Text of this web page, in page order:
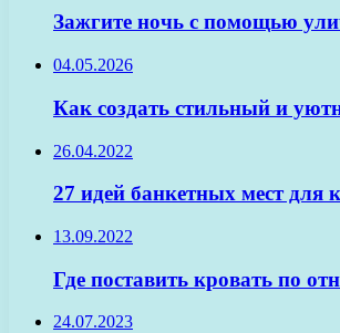
Зажгите ночь с помощью
04.05.2026
Как создать стильный и
26.04.2022
27 идей банкетных мест для
13.09.2022
Где поставить кровать по
24.07.2023